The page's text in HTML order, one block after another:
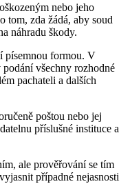
nebo jeho
tom, zda žádá, aby soud
náhradu škody.
písemnou formou. V
všechny rozhodné
pachateli a dalších
poštou nebo jej
příslušné instituce a
ale prověřování se tím
případné nejasnosti